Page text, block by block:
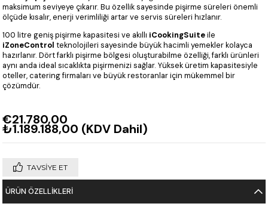
maksimum seviyeye çıkarır. Bu özellik sayesinde pişirme süreleri önemli
ölçüde kısalır, enerji verimliliği artar ve servis süreleri hızlanır.
100 litre geniş pişirme kapasitesi ve akıllı iCookingSuiteile
iZoneControl teknolojileri sayesinde büyük hacimli yemekler kolayca
hazırlanır. Dört farklı pişirme bölgesi oluşturabilme özelliği, farklı ürünleri
aynı anda ideal sıcaklıkta pişirmenizi sağlar. Yüksek üretim kapasitesiyle
oteller, catering firmaları ve büyük restoranlar için mükemmel bir
çözümdür.
€21.780,00
₺1.189.188,00 (KDV Dahil)
TAVSIYE ET
ÜRÜN ÖZELLIKLERI